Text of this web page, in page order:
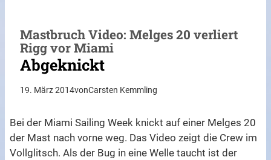
Mastbruch Video: Melges 20 verliert
Rigg vor Miami
Abgeknickt
19. März 2014vonCarsten Kemmling
Bei der Miami Sailing Week knickt auf einer Melges 20
der Mast nach vorne weg. Das Video zeigt die Crew im
Vollglitsch. Als der Bug in eine Welle taucht ist der